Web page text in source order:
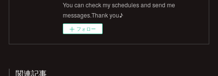
You can check my schedules and send me
messages.Thank you♪
フォロー
関連記事